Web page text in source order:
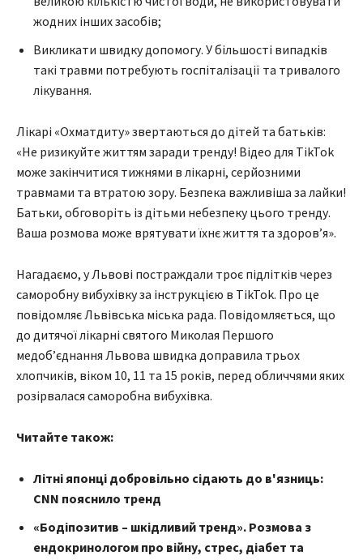
жодних інших засобів;
Викликати швидку допомогу. У більшості випадків
такі травми потребують госпіталізації та тривалого
лікування.
Лікарі «Охматдиту» звертаються до дітей та батьків:
«Не ризикуйте життям заради тренду! Відео для TikTok
може закінчитися тижнями в лікарні, серйозними
травмами та втратою зору. Безпека важливіша за лайки!
Батьки, обговоріть із дітьми небезпеку цього тренду.
Ваша розмова може врятувати їхнє життя та здоров’я».
Нагадаємо, у Львові постраждали троє підлітків через
саморобну вибухівку за інструкцією в TikTok. Про це
повідомляє Львівська міська рада. Повідомляється, що
до дитячої лікарні святого Миколая Першого
медобʼєднання Львова швидка доправила трьох
хлопчиків, віком 10, 11 та 15 років, перед обличчями яких
розірвалася саморобна вибухівка.
Читайте також:
Літні японці добровільно сідають до в'язниць:
СNN пояснило тренд
«Бодіпозитив – шкідливий тренд». Розмова з
ендокринологом про війну, стрес, діабет та